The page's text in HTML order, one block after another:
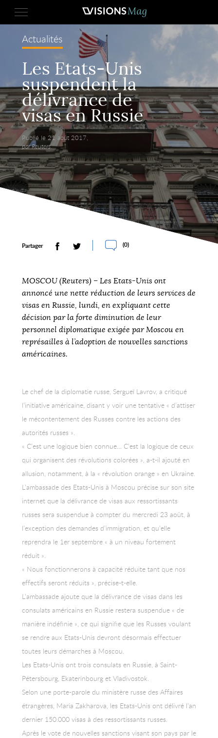
Actualités
Les Etats-Unis
suspendent la
délivrance de
visas en Russie
Publié le 21 août 2017,
par Reuters.
Partager (0)
MOSCOU (Reuters) – Les Etats-Unis ont
annoncé une nette réduction de leurs services de
visas en Russie, lundi, en expliquant cette
décision par la forte diminution de leur
personnel diplomatique exigée par Moscou en
représailles à l’adoption de nouvelles sanctions
américaines.
Le chef de la diplomatie russe, Sergueï Lavrov, a critiqué
l’initiative américaine, disant y voir une tentative « d’attiser
le mécontentement des Russes contre les actions des
autorités russes ».
« C’est une logique bien connue… C’est la logique de ceux
qui organisent des révolutions colorées », a-t-il ajouté en
allusion, notamment, à la « révolution orange » en Ukraine.
L’ambassade des Etats-Unis à Moscou précise sur son site
internet que la délivrance de visas aux ressortissants
russes sera suspendue à compter du mercredi 23 août, à
l’exception des demandes d’immigration, et qu’elle
reprendra le 1er septembre « à un niveau fortement
réduit ».
« Nous fonctionnerons à capacité réduite tant que nos
effectifs seront réduits », précise-t-elle.
L’ambassade ajoute que la délivrance de visas dans les
consulats américains en Russie restera suspendue « de
manière indéfinie », ce qui signifie que les Russes voulant
se rendre aux Etats-Unis devront désormais effectuer
toutes leurs démarches à Moscou.
Les Etats-Unis ont trois consulats en Russie, à Saint-
Pétersbourg, Ekaterinbourg et Vladivostok.
Selon une porte-parole du ministère russe des Affaires
étrangères, Maria Zakharova, les Etats-Unis ont délivré l’an
dernier 150.000 visas à des ressortissants russes.
Après le vote de nouvelles sanctions visant son pays par le